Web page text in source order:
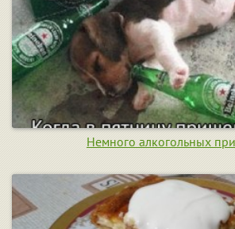
Немного алкогольных